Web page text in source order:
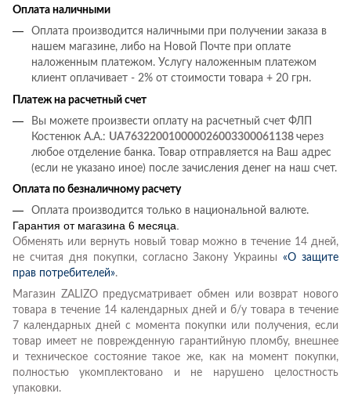
Оплата наличными
Оплата производится наличными при получении заказа в
нашем магазине, либо на Новой Почте при оплате
наложенным платежом. Услугу наложенным платежом
клиент оплачивает - 2% от стоимости товара + 20 грн.
Платеж на расчетный счет
Вы можете произвести оплату на расчетный счет ФЛП
Костенюк А.А.: UA763220010000026003300061138 через
любое отделение банка. Товар отправляется на Ваш адрес
(если не указано иное) после зачисления денег на наш счет.
Оплата по безналичному расчету
Оплата производится только в национальной валюте.
Гарантия от магазина 6 месяца.
Обменять или вернуть новый товар можно в течение 14 дней,
не считая дня покупки, согласно Закону Украины«О защите
прав потребителей».
Магазин ZALIZO предусматривает обмен или возврат нового
товара в течение 14 календарных дней и б/у товара в течение
7 календарных дней с момента покупки или получения, если
товар имеет не поврежденную гарантийную пломбу, внешнее
и техническое состояние такое же, как на момент покупки,
полностью укомплектовано и не нарушено целостность
упаковки.